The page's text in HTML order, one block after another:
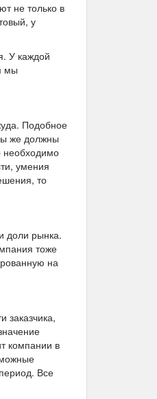
не только в
у
У каждой
мы
Подобное
же должны
необходимо
умения
то
доли рынка.
тоже
на
заказчика,
компании в
Все